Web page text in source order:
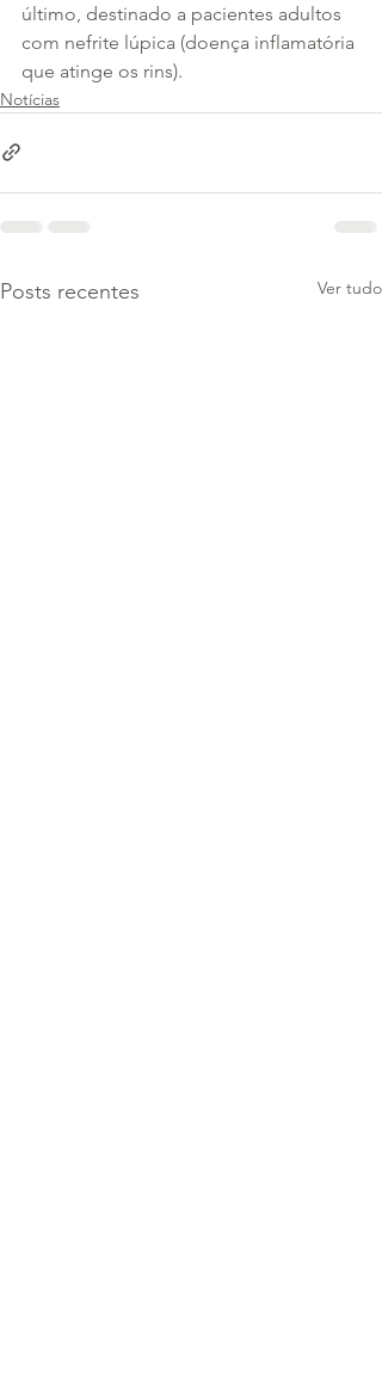
último, destinado a pacientes adultos
com nefrite lúpica (doença inflamatória
que atinge os rins).
Notícias
Posts recentes Ver tudo